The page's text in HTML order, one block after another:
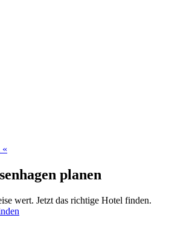
«
planen
wert. Jetzt das richtige Hotel finden.